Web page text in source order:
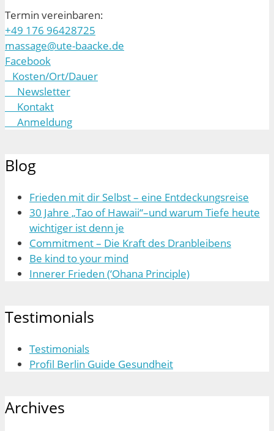
Termin vereinbaren:
+49 176 96428725
massage@ute-baacke.de
Facebook
Kosten/Ort/Dauer
Newsletter
Kontakt
Anmeldung
Blog
Frieden mit dir Selbst – eine Entdeckungsreise
30 Jahre „Tao of Hawaii“–und warum Tiefe heute
wichtiger ist denn je
Commitment – Die Kraft des Dranbleibens
Be kind to your mind
Innerer Frieden (‘Ohana Principle)
Testimonials
Testimonials
Profil Berlin Guide Gesundheit
Archives